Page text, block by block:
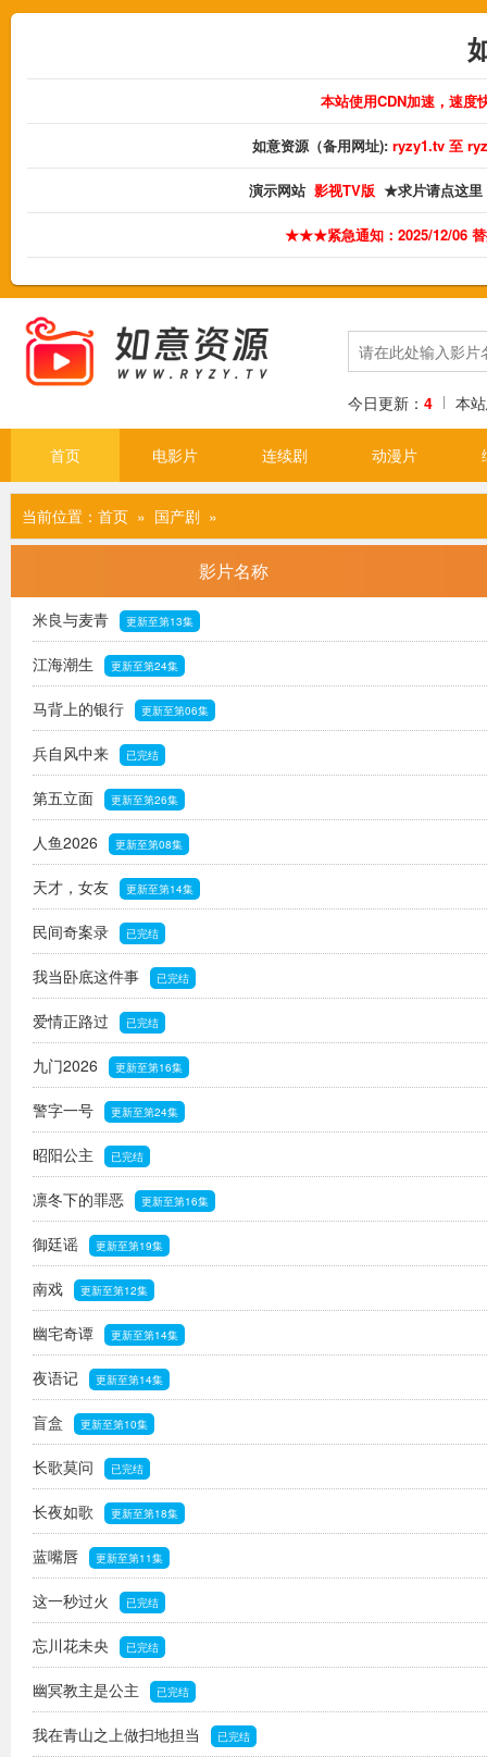
本站使用CDN加速，速度
如意资源（备用网址):ryzy1.tv 至
演示网站 影视TV版 ★求片请点这
★★★紧急通知：2025/12/06 替
今日更新： 4 本
首页 电影片 连续剧 动漫片
当前位置： 首页 » 国产剧 »
影片名称
米良与麦青 更新至第13集
江海潮生 更新至第24集
马背上的银行 更新至第06集
兵自风中来 已完结
第五立面 更新至第26集
人鱼2026 更新至第08集
天才，女友 更新至第14集
民间奇案录 已完结
我当卧底这件事 已完结
爱情正路过 已完结
九门2026 更新至第16集
警字一号 更新至第24集
昭阳公主 已完结
凛冬下的罪恶 更新至第16集
御廷谣 更新至第19集
南戏 更新至第12集
幽宅奇谭 更新至第14集
夜语记 更新至第14集
盲盒 更新至第10集
长歌莫问 已完结
长夜如歌 更新至第18集
蓝嘴唇 更新至第11集
这一秒过火 已完结
忘川花未央 已完结
幽冥教主是公主 已完结
我在青山之上做扫地担当 已完结